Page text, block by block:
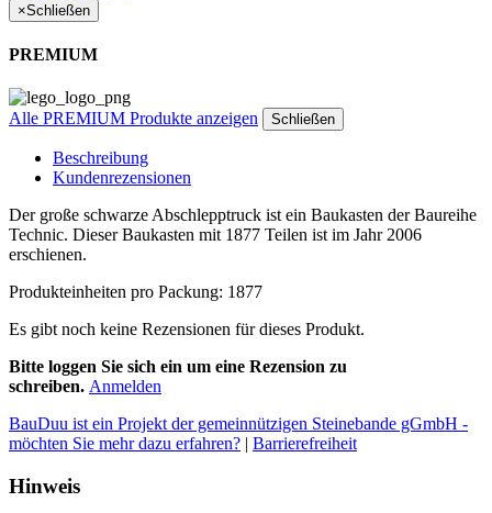
×Schließen
PREMIUM
Alle PREMIUM Produkte anzeigen Schließen
Beschreibung
Kundenrezensionen
Der große schwarze Abschlepptruck ist ein Baukasten der Baureihe
Technic. Dieser Baukasten mit 1877 Teilen ist im Jahr 2006
erschienen.
Produkteinheiten pro Packung: 1877
Es gibt noch keine Rezensionen für dieses Produkt.
Bitte loggen Sie sich ein um eine Rezension zu
schreiben. Anmelden
BauDuu ist ein Projekt der gemeinnützigen Steinebande gGmbH -
möchten Sie mehr dazu erfahren? | Barrierefreiheit
Hinweis